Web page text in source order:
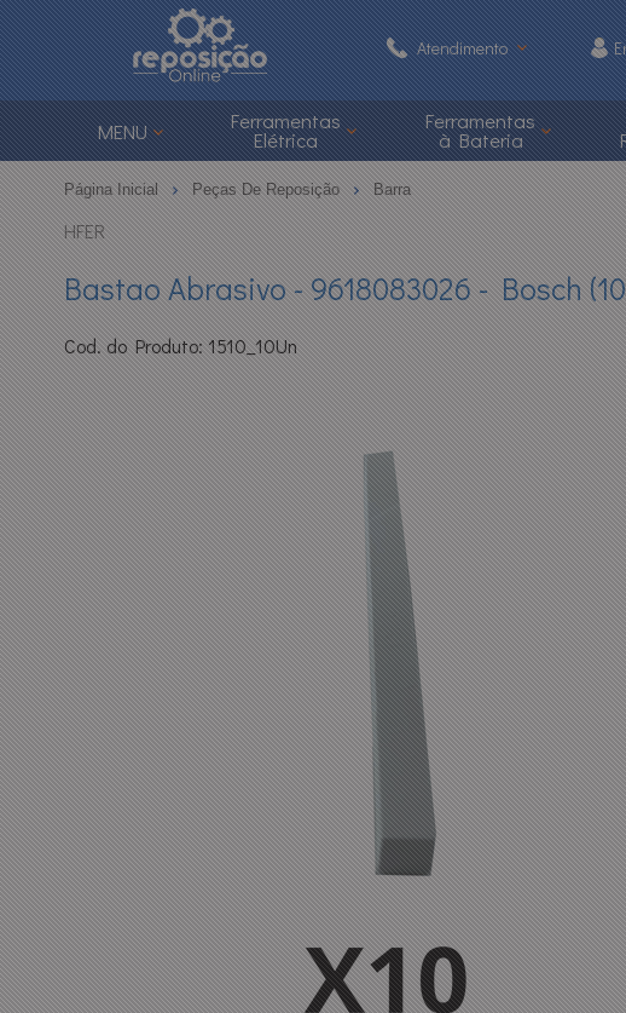
Atendimento
(48) 3626-1215
(48) 3626-
Central de Ajuda
MENU Ferramentas
Elétrica
Ferramentas
à Bateria
Página Inicial Peças De Reposição Barra
HFER
Bastao Abrasivo - 9618083026 - Bosch
Cod. do Produto: 1510_10Un